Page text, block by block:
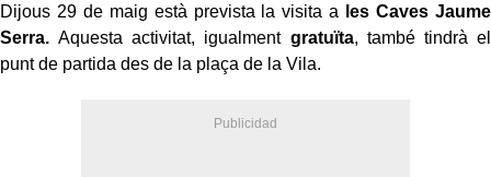
Dijous 29 de maig està prevista la visita a
les Caves Jaume
Serra.Aquesta activitat, igualment gratuïta, també tindrà el
punt de partida des de la plaça de la Vila.